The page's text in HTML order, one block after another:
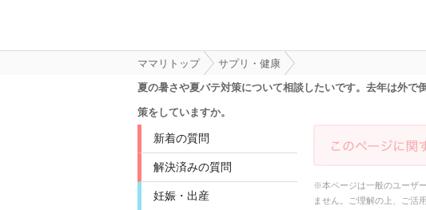
ママリトップ
サプリ・健康
夏の暑さや夏バテ対策について相談したいです。去年は外
策をしていますか。
新着の質問
解決済みの質問
妊娠・出産
※本ページは一般のユーザ
ません。ご理解の上、ご活